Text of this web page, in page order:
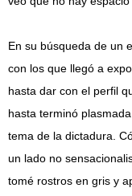
En su búsqueda de un
con los que llegó a
hasta dar con el perfil
hasta terminó
tema de la dictadura.
un lado no
tomé rostros en gris y